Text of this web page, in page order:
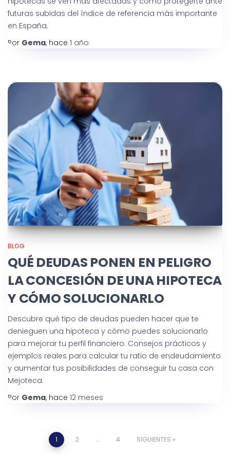
futuras subidas del índice de referencia más importante
en España.
Por Gema, hace 1 año
BLOG
QUÉ DEUDAS PONEN EN PELIGRO
LA CONCESIÓN DE UNA HIPOTECA
Y CÓMO SOLUCIONARLO
Descubre qué tipo de deudas pueden hacer que te
denieguen una hipoteca y cómo puedes solucionarlo
para mejorar tu perfil financiero. Consejos prácticos y
ejemplos reales para calcular tu ratio de endeudamiento
y aumentar tus posibilidades de conseguir tu casa con
Mejoteca.
Por Gema, hace 12 meses
1 2 … 4 SIGUIENTES